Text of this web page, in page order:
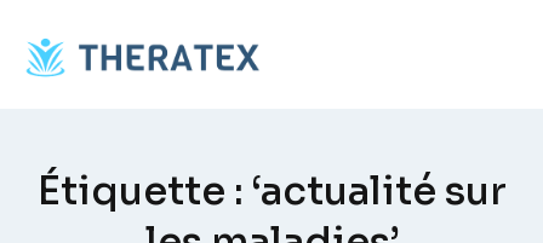
content
Étiquette : ‘actualité sur